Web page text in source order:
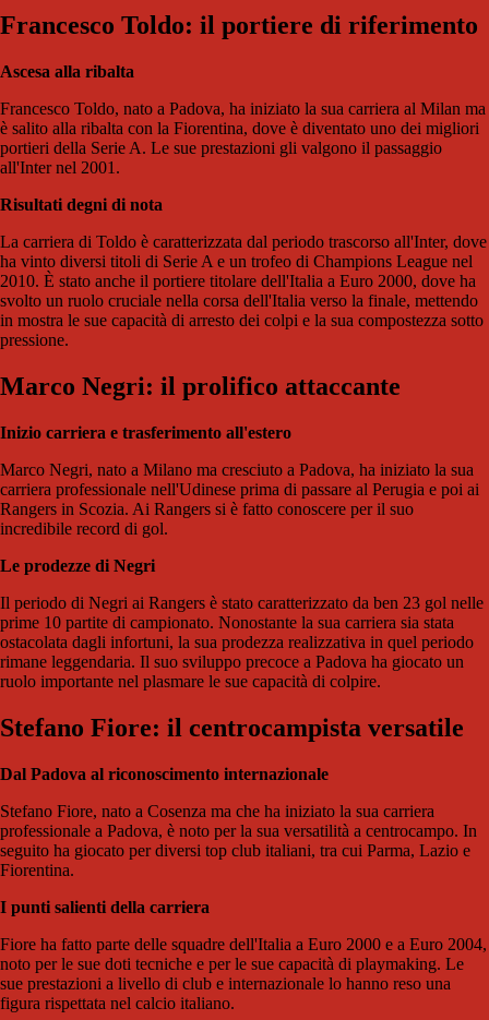
Francesco Toldo: il portiere di riferimento
Ascesa alla ribalta
Francesco Toldo, nato a Padova, ha iniziato la sua carriera al Milan ma
è salito alla ribalta con la Fiorentina, dove è diventato uno dei migliori
portieri della Serie A. Le sue prestazioni gli valgono il passaggio
all'Inter nel 2001.
Risultati degni di nota
La carriera di Toldo è caratterizzata dal periodo trascorso all'Inter, dove
ha vinto diversi titoli di Serie A e un trofeo di Champions League nel
2010. È stato anche il portiere titolare dell'Italia a Euro 2000, dove ha
svolto un ruolo cruciale nella corsa dell'Italia verso la finale, mettendo
in mostra le sue capacità di arresto dei colpi e la sua compostezza sotto
pressione.
Marco Negri: il prolifico attaccante
Inizio carriera e trasferimento all'estero
Marco Negri, nato a Milano ma cresciuto a Padova, ha iniziato la sua
carriera professionale nell'Udinese prima di passare al Perugia e poi ai
Rangers in Scozia. Ai Rangers si è fatto conoscere per il suo
incredibile record di gol.
Le prodezze di Negri
Il periodo di Negri ai Rangers è stato caratterizzato da ben 23 gol nelle
prime 10 partite di campionato. Nonostante la sua carriera sia stata
ostacolata dagli infortuni, la sua prodezza realizzativa in quel periodo
rimane leggendaria. Il suo sviluppo precoce a Padova ha giocato un
ruolo importante nel plasmare le sue capacità di colpire.
Stefano Fiore: il centrocampista versatile
Dal Padova al riconoscimento internazionale
Stefano Fiore, nato a Cosenza ma che ha iniziato la sua carriera
professionale a Padova, è noto per la sua versatilità a centrocampo. In
seguito ha giocato per diversi top club italiani, tra cui Parma, Lazio e
Fiorentina.
I punti salienti della carriera
Fiore ha fatto parte delle squadre dell'Italia a Euro 2000 e a Euro 2004,
noto per le sue doti tecniche e per le sue capacità di playmaking. Le
sue prestazioni a livello di club e internazionale lo hanno reso una
figura rispettata nel calcio italiano.